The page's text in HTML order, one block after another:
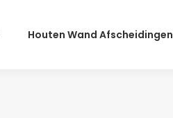
Houten Wand Afscheidingen